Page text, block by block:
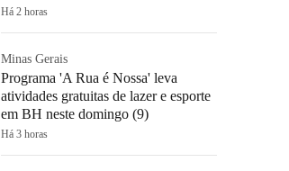
Há 2 horas
Minas Gerais
Programa 'A Rua é Nossa' leva
atividades gratuitas de lazer e esporte
em BH neste domingo (9)
Há 3 horas